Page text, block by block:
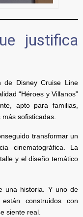
justifica
de Disney Cruise Line
“Héroes y Villanos”
apto para familias,
sofisticadas.
transformar un
cinematográfica. La
y el diseño temático
una historia. Y uno de
construidos con
siente real.